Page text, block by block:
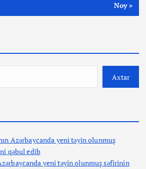
Noy »
Axtar
Azərbaycanda yeni təyin olunmuş
qəbul edib
yeni təyin olunmuş səfirinin